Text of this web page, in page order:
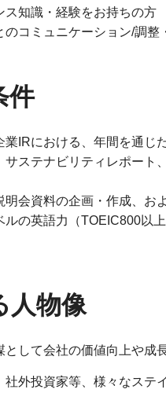
ス知識・経験をお持ちの方
のコミュニケーション/調整
件
業IRにおける、年間を通じ
サステナビリティレポー
明会資料の企画・作成、お
ルの英語力（TOEIC800以上
人物像
として会社の価値向上や
社外投資家等、様々なス